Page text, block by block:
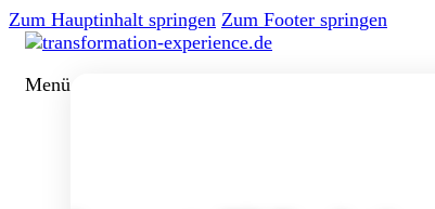
Zum Hauptinhalt springen Zum Footer springen
Menü